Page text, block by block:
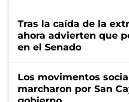
Tras la caída de la
ahora advierten que
en el Senado
Los movimentos
marcharon por San